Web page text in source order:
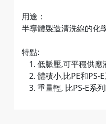
用途：
半導體製造清洗線的化
特點:
低脈壓,可平穩供應
體積小,比PE和PS-
重量輕, 比PS-E系